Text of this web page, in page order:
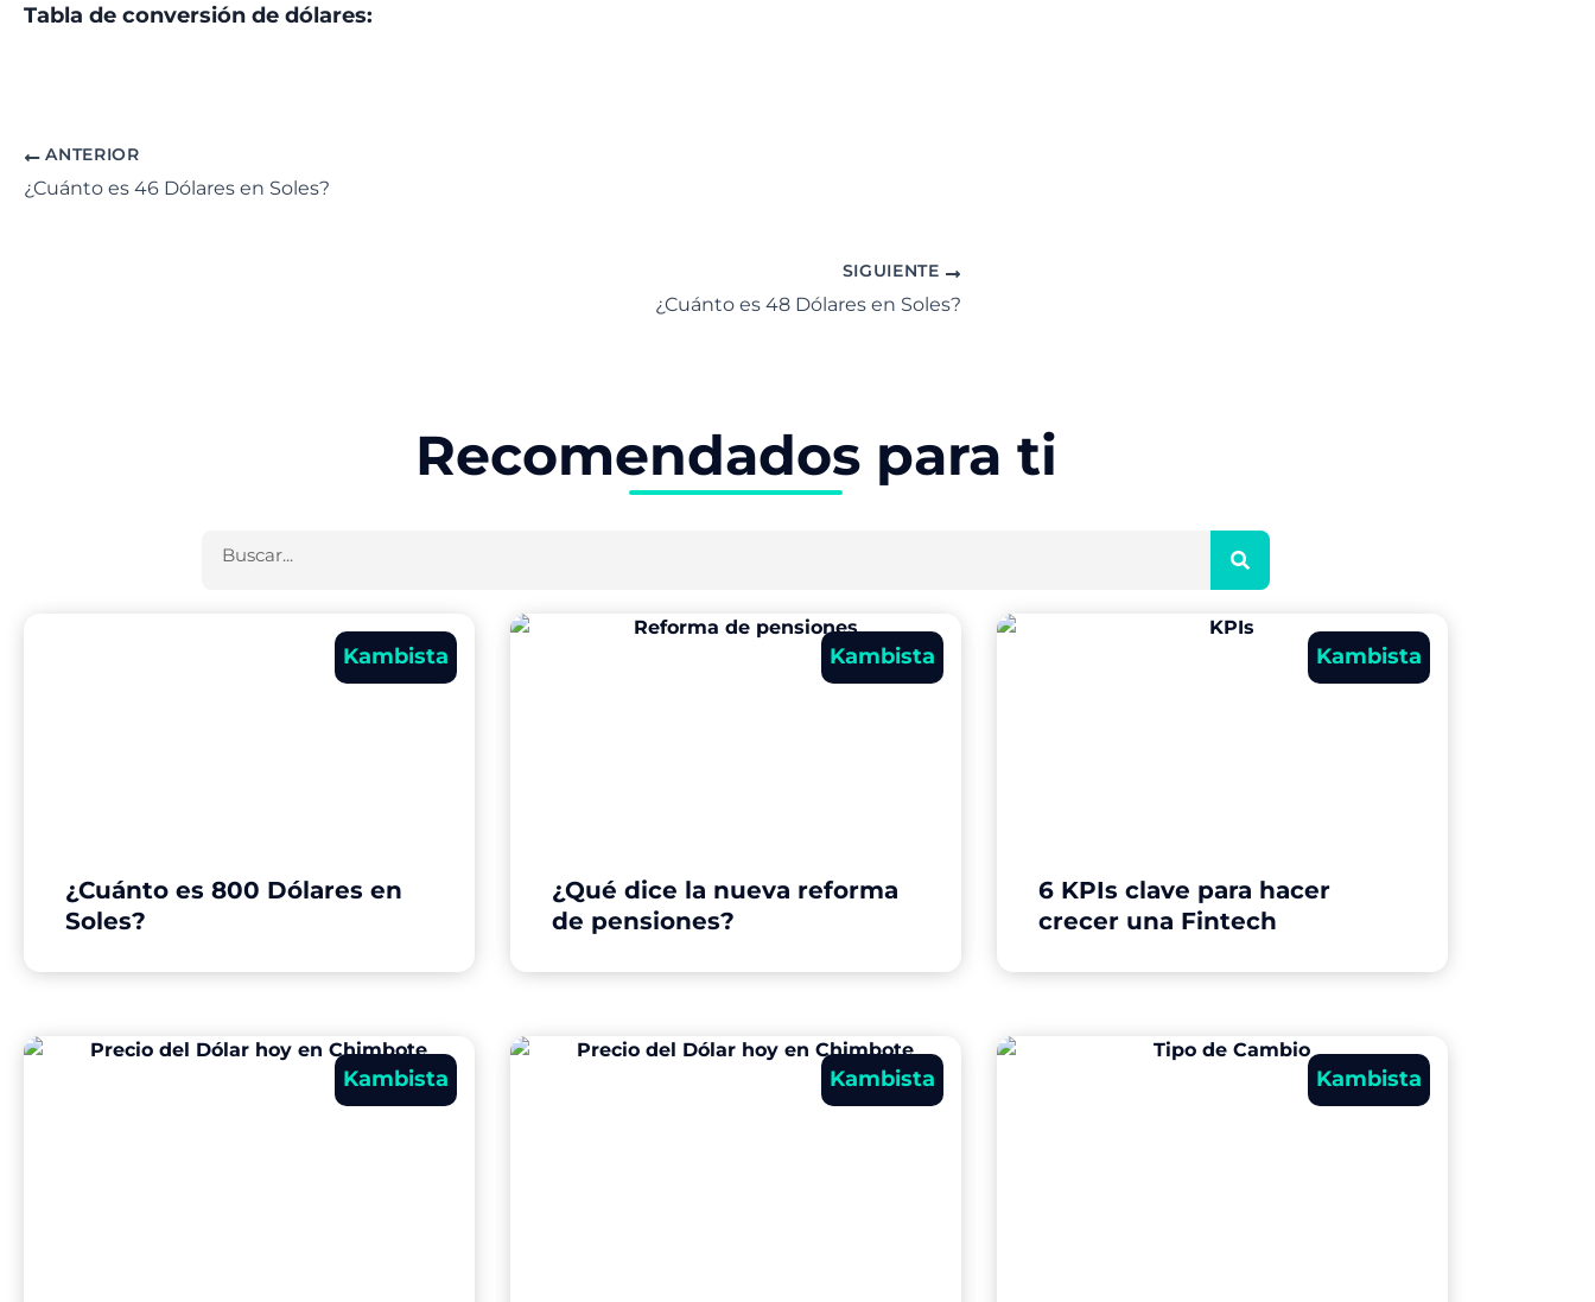
Tabla de conversión de dólares:
ANTERIOR
¿Cuánto es 46 Dólares en Soles?
SIGUIENTE
¿Cuánto es 48 Dólares en Soles?
Recomendados para ti
Kambista
¿Cuánto es 800 Dólares en
Soles?
Kambista
¿Qué dice la nueva reforma
de pensiones?
Kambista
6 KPIs clave para hacer
crecer una Fintech
Kambista Kambista Kambista